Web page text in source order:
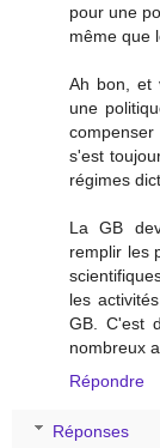
pour une
même que
Ah bon, et
une
s'est
régimes
La GB
remplir les
les
GB. C'est
nombreux
Répondre
Réponses